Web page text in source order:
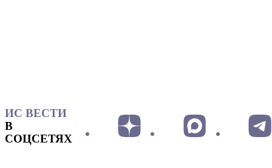
ИС ВЕСТИ
В
СОЦСЕТЯХ